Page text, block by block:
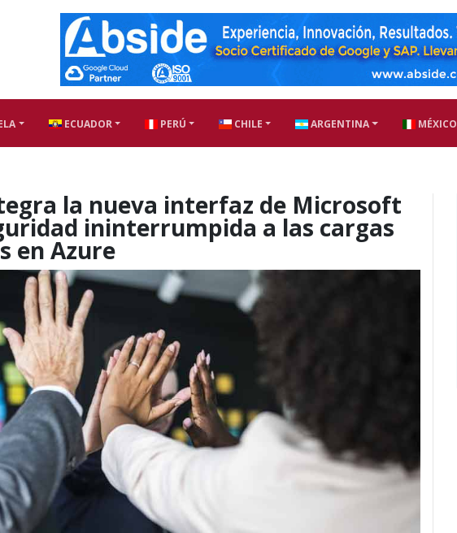
ECUADOR PERÚ CHILE ARGENTINA MÉXICO
la nueva interfaz de Microsoft
ininterrumpida a las cargas
en Azure